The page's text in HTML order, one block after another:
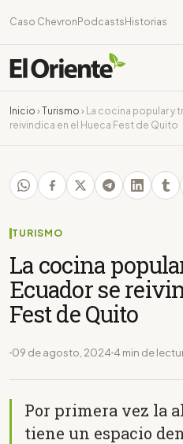
Caso Chevron Podcasts Historias
Inicio › Turismo ›
La cocina popular
reivindica en el Hueca Fest de Quito
TURISMO
La cocina
Ecuador se
Fest de Quito
09 de agosto, 2024 4 min de
Por primera vez la
tiene un espacio